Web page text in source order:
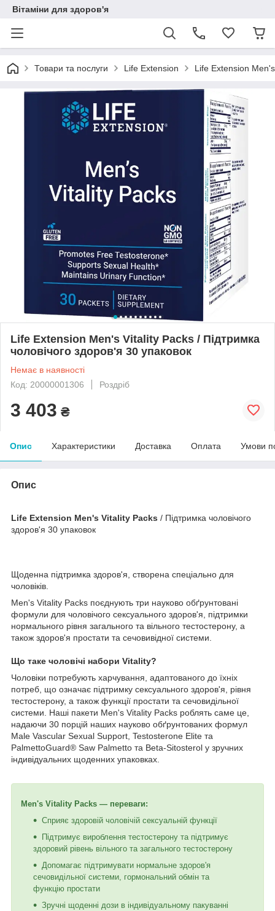
Вітаміни для здоров'я
Товари та послуги Life Extension Life Extension
Life Extension Men's Vitality Packs / Підтримка
чоловічого здоров'я 30 упаковок
Немає в наявності
Код: 20000001306
Роздріб
3 403 ₴
Опис Характеристики Доставка Оплата Умови
Опис
Life Extension Men's Vitality Packs / Підтримка чоловічого
здоров'я 30 упаковок
Щоденна підтримка здоров'я, створена спеціально для
чоловіків.
Men's Vitality Packs поєднують три науково обґрунтовані
формули для чоловічого сексуального здоров'я, підтримки
нормального рівня загального та вільного тестостерону, а
також здоров'я простати та сечовивідної системи.
Що таке чоловічі набори Vitality?
Чоловіки потребують харчування, адаптованого до їхніх
потреб, що означає підтримку сексуального здоров'я, рівня
тестостерону, а також функції простати та сечовидільної
системи. Наші пакети Men's Vitality Packs роблять саме це,
надаючи 30 порцій наших науково обґрунтованих формул
Male Vascular Sexual Support, Testosterone Elite та
PalmettoGuard® Saw Palmetto та Beta-Sitosterol у зручних
індивідуальних щоденних упаковках.
Men's Vitality Packs — переваги:
Сприяє здоровій чоловічій сексуальній функції
Підтримує вироблення тестостерону та підтримує
здоровий рівень вільного та загального тестостерону
Допомагає підтримувати нормальне здоров'я
сечовидільної системи, гормональний обмін та
функцію простати
Зручні щоденні дози в індивідуальному пакуванні